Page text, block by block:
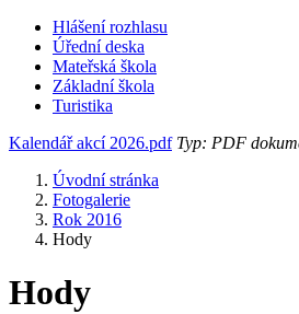
Hlášení rozhlasu
Úřední deska
Mateřská škola
Základní škola
Turistika
Kalendář akcí 2026.pdfTyp: PDF
Úvodní stránka
Fotogalerie
Rok 2016
Hody
Hody